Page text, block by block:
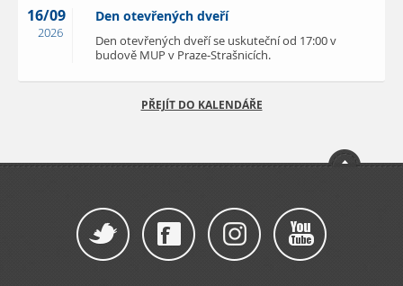
16/09
2026
Den otevřených dveří
Den otevřených dveří se uskuteční od 17:00 v
budově MUP v Praze-Strašnicích.
PŘEJÍT DO KALENDÁŘE